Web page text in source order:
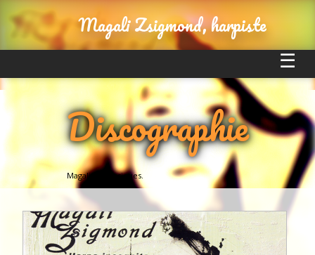
Magali Zsigmond, harpiste
Magali
Magali, des concerts solo
« L’Alchimie Harpistique »
Biographie
Meilleurs souvenirs
Medias
Discographie
Vidéos
Presse
Références
Contact
Liens utiles
Témoignages
Discographie
Magali en musiques.